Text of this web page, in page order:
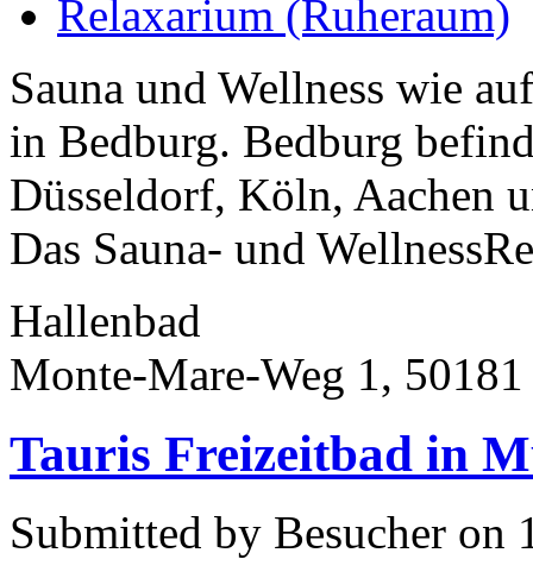
Relaxarium (Ruheraum)
Sauna und Wellness wie
in Bedburg. Bedburg
Düsseldorf, Köln, Aachen
Das Sauna- und
Hallenbad
Monte-Mare-Weg 1,
Tauris Freizeitbad in
Submitted by Besucher on